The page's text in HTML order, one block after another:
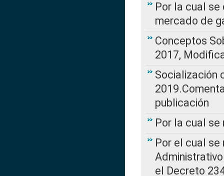
Por la cual
mercado de
Conceptos
2017,
Socialización
publicación
Por la cual se
Por el cual
el Decreto